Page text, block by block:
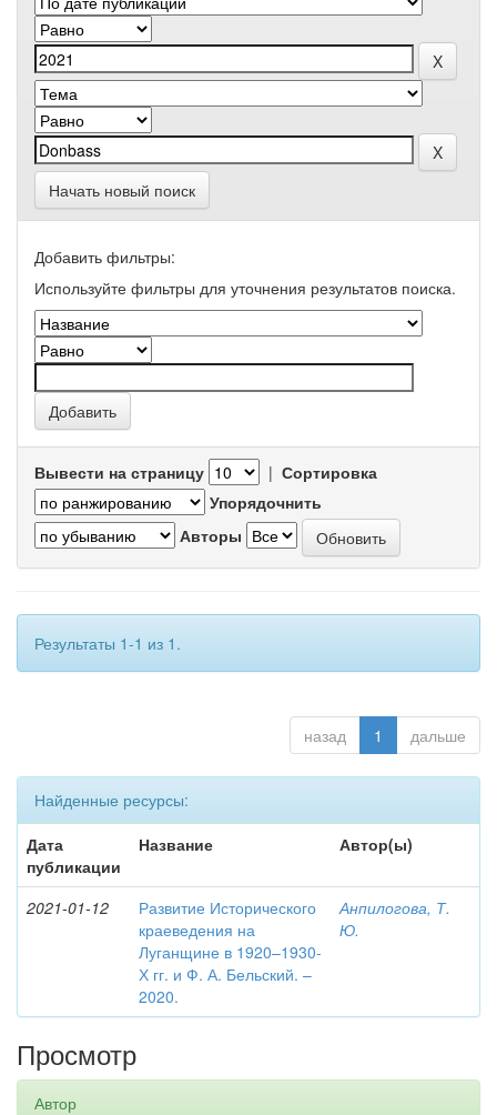
Начать новый поиск
Добавить фильтры:
Используйте фильтры для уточнения результатов поиска.
Вывести на страницу | Сортировка
Упорядочнить
Авторы
Результаты 1-1 из 1.
назад 1 дальше
Найденные ресурсы:
Дата
публикации
Название Автор(ы)
2021-01-12
Развитие Исторического
краеведения на
Луганщине в 1920–1930-
Х гг. и Ф. А. Бельский. –
2020.
Анпилогова, Т.
Ю.
Просмотр
Автор